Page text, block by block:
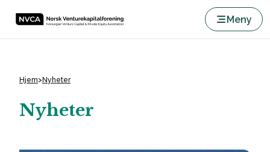
Meny
Hjem> Nyheter
Nyheter